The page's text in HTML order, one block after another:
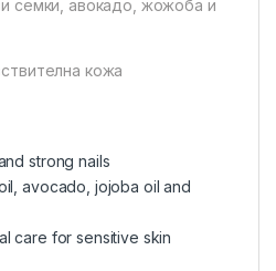
семки, авокадо, жожоба и
кожа
strong nails
avocado, jojoba oil and
care for sensitive skin